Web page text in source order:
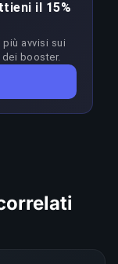
superiore
a
sul meta;
fa
senza
il 15%
avvisi sui
booster.